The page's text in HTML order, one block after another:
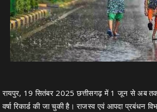
रायपुर, 19 सितंबर 2025 छत्तीसगढ़ में 1 जून से अब
वर्षा रिकार्ड की जा चुकी है। राजस्व एवं आपदा प्रबंधन